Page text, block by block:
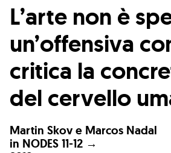
L’arte non è
un’offensiva
critica la
del cervello
Martin Skov e Marcos Nadal
in NODES 11-12 →